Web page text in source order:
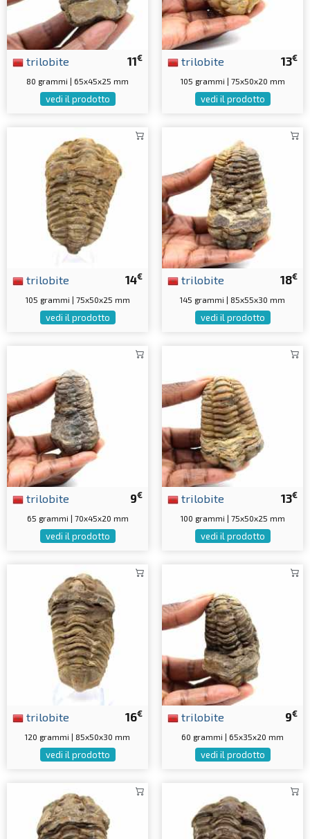
11€
trilobite
80 grammi | 65x45x25 mm
vedi il prodotto
13€
trilobite
105 grammi | 75x50x20 mm
vedi il prodotto
14€
trilobite
105 grammi | 75x50x25 mm
vedi il prodotto
18€
trilobite
145 grammi | 85x55x30 mm
vedi il prodotto
9€
trilobite
65 grammi | 70x45x20 mm
vedi il prodotto
13€
trilobite
100 grammi | 75x50x25 mm
vedi il prodotto
16€
trilobite
120 grammi | 85x50x30 mm
vedi il prodotto
9€
trilobite
60 grammi | 65x35x20 mm
vedi il prodotto